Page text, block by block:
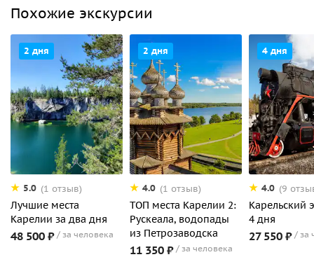
Похожие экскурсии
2 дня
5.0 (1 отзыв)
Лучшие места
Карелии за два дня
48 500 ₽ за человека
2 дня
4.0 (1 отзыв)
ТОП места Карелии 2:
Рускеала, водопады
из Петрозаводска
11 350 ₽ за человека
4 дня
4.0 (9
Карельский
4 дня
27 550 ₽ за